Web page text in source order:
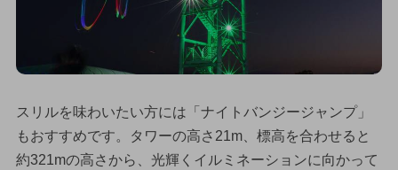
スリルを味わいたい方には「ナイトバンジージャンプ」
もおすすめです。タワーの高さ21m、標高を合わせると
約321mの高さから、光輝くイルミネーションに向かって